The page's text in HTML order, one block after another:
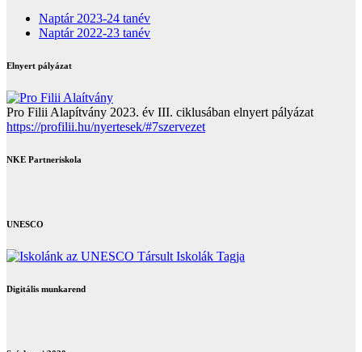
Naptár 2023-24 tanév
Naptár 2022-23 tanév
Elnyert pályázat
Pro Filii Alapítvány 2023. év III. ciklusában elnyert pályázat
https://profilii.hu/nyertesek/#7szervezet
NKE Partneriskola
UNESCO
Digitális munkarend